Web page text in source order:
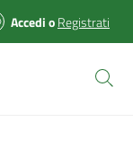
AccedioRegistrati